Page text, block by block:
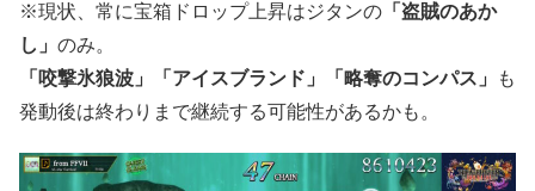
※現状、常に宝箱ドロップ上昇はジタンの 「盗賊のあか
し」 のみ。
「咬撃氷狼波」「アイスブランド」「略奪のコンパス」
も
発動後は終わりまで継続する可能性があるかも。